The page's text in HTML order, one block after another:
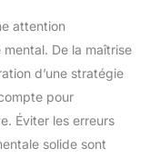
et maigrir dans
attention
De la maîtrise
d’une stratégie
pour
Éviter les erreurs
solide sont